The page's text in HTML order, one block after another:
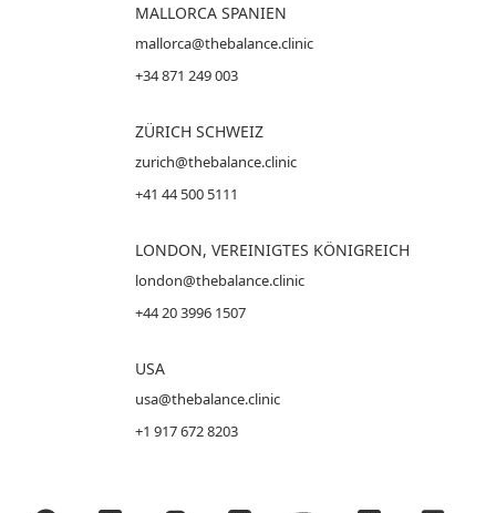
MALLORCA SPANIEN
mallorca@thebalance.clinic
+34 871 249 003
ZÜRICH SCHWEIZ
zurich@thebalance.clinic
+41 44 500 5111
LONDON, VEREINIGTES KÖNIGREICH
london@thebalance.clinic
+44 20 3996 1507
USA
usa@thebalance.clinic
+1 917 672 8203